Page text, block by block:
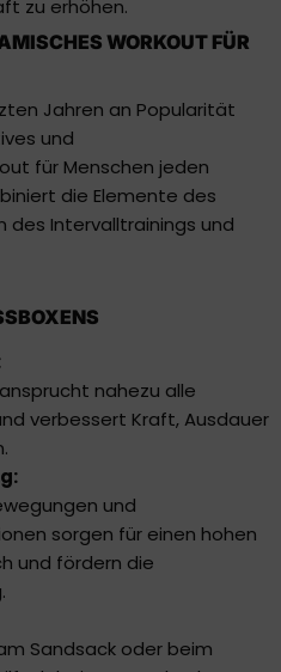
zu erhöhen.
WORKOUT FÜR
Jahren an Popularität
und
für Menschen jeden
die Elemente des
des Intervalltrainings und
nahezu alle
verbessert Kraft, Ausdauer
und
sorgen für einen hohen
und fördern die
Sandsack oder beim